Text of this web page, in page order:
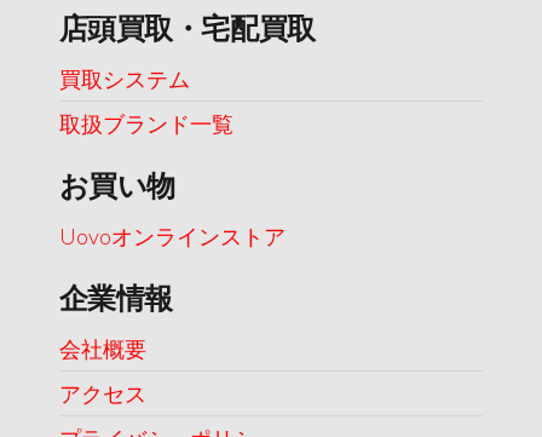
店頭買取・宅配買取
買取システム
取扱ブランド一覧
お買い物
Uovoオンラインストア
企業情報
会社概要
アクセス